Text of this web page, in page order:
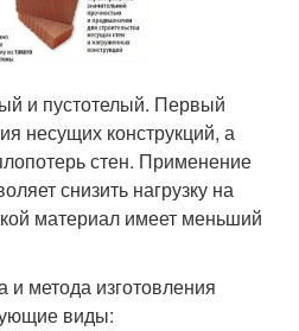
и пустотелый. Первый
несущих конструкций, а
стен. Применение
снизить нагрузку на
материал имеет меньший
и метода изготовления
виды: